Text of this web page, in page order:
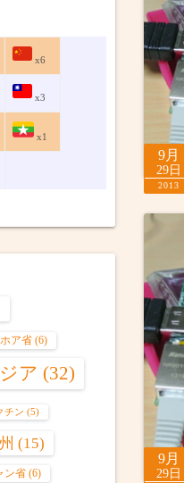
9月
29日
2013
9月
29日
x6
x3
x1
ア省 (6)
ア (32)
チン (5)
(15)
ン省 (6)